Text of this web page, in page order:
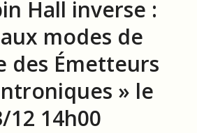
Hall inverse :
modes de
des Émetteurs
» le
12 14h00